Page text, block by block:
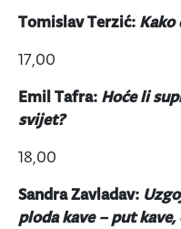
Tomislav Terzić: Kako
17,00
Emil Tafra: Hoćeli
svijet?
18,00
Sandra Zavladav:
ploda kave – put